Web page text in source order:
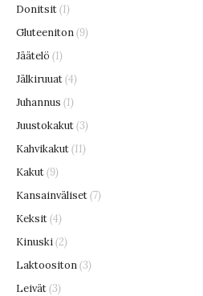
Donitsit(1)
Gluteeniton(9)
Jäätelö (1)
Jälkiruuat(4)
Juhannus (1)
Juustokakut(3)
Kahvikakut(11)
Kakut(9)
Kansainväliset(7)
Keksit(4)
Kinuski(2)
Laktoositon(3)
Leivät(3)